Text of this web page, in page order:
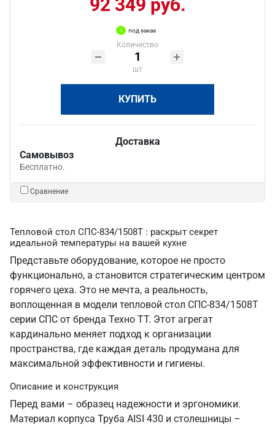
92 349 руб.
под заказ
Количество
шт
КУПИТЬ
Доставка
Самовывоз
Бесплатно.
Сравнение
Тепловой стол СПС-834/1508Т : раскрыт секрет
идеальной температуры на вашей кухне
Представьте оборудование, которое не просто
функционально, а становится стратегическим центром
горячего цеха. Это не мечта, а реальность,
воплощенная в модели тепловой стол СПС-834/1508Т
серии СПС от бренда Техно ТТ. Этот агрегат
кардинально меняет подход к организации
пространства, где каждая деталь продумана для
максимальной эффективности и гигиены.
Описание и конструкция
Перед вами – образец надежности и эргономики.
Материал корпуса Труба AISI 430 и столешницы –